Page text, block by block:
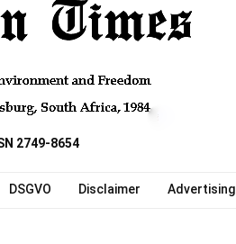
2749-8654
DSGVO Disclaimer Advertising